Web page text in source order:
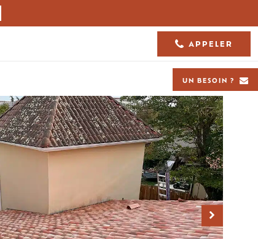
05 61 36 23 68
APPELER
UN BESOIN ?